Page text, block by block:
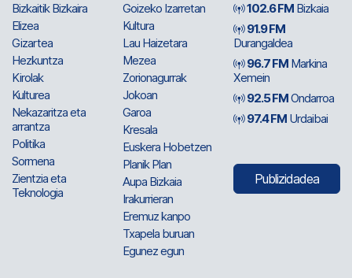
Bizkaitik Bizkaira
Elizea
Gizartea
Hezkuntza
Kirolak
Kulturea
Nekazaritza eta
arrantza
Politika
Sormena
Zientzia eta
Teknologia
Goizeko Izarretan
Kultura
Lau Haizetara
Mezea
Zorionagurrak
Jokoan
Garoa
Kresala
Euskera Hobetzen
Planik Plan
Aupa Bizkaia
Irakurrieran
Eremuz kanpo
Txapela buruan
Egunez egun
102.6 FM Bizkaia
91.9 FM
Durangaldea
96.7 FM Markina
Xemein
92.5 FMOndarroa
97.4 FM Urdaibai
Publizidadea